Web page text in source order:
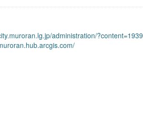
administration/?content=1939